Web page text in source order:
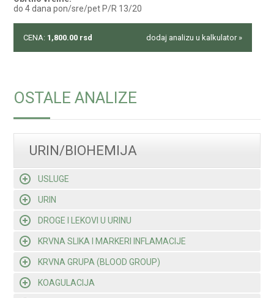
do 4 dana pon/sre/pet P/R 13/20
CENA: 1,800.00 rsd dodaj analizu u kalkulator »
OSTALE ANALIZE
URIN/BIOHEMIJA
USLUGE
URIN
DROGE I LEKOVI U URINU
KRVNA SLIKA I MARKERI INFLAMACIJE
KRVNA GRUPA (BLOOD GROUP)
KOAGULACIJA